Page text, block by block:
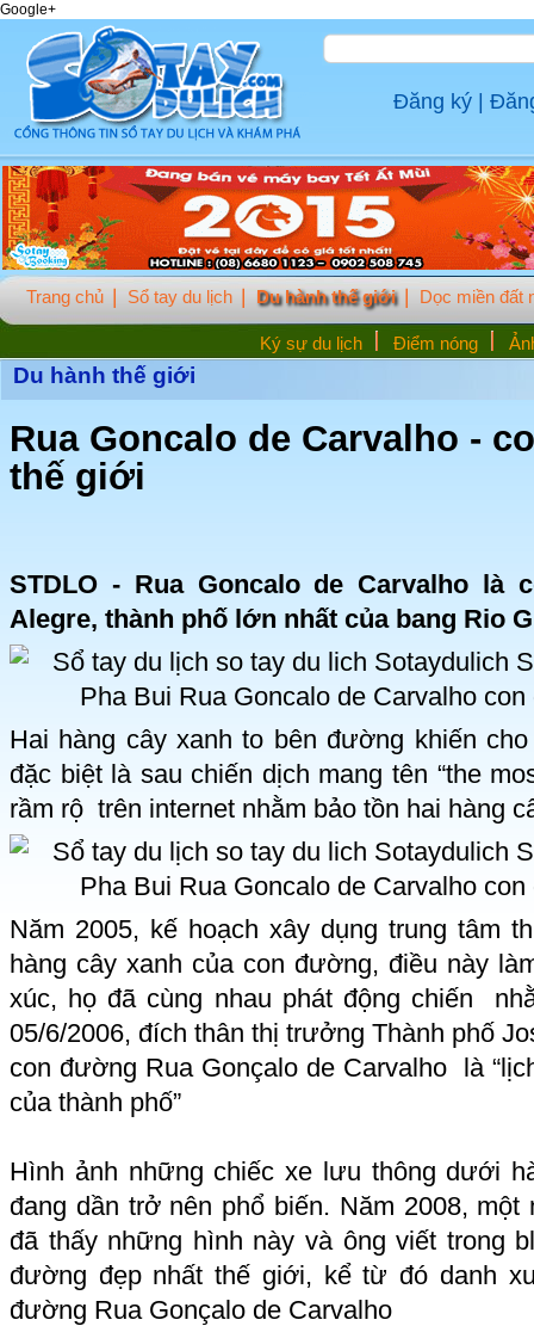
Google+
Đăng ký
Trang chủ Sổ tay du lịch Du hành thế giới
Ký sự du lịch Điểm nóng
Dọc miền đất
Du hành thế giới
Rua Goncalo de Carvalho -
thế giới
STDLO - Rua Goncalo de Carvalho
Alegre, thành phố lớn nhất của bang Rio
Hai hàng cây xanh to bên đường khiến
đặc biệt là sau chiến dịch mang tên “the
rầm rộ trên internet nhằm bảo tồn hai hàng
Năm 2005, kế hoạch xây dụng trung tâm
hàng cây xanh của con đường, điều này
xúc, họ đã cùng nhau phát động chiến
05/6/2006, đích thân thị trưởng Thành phố
con đường Rua Gonçalo de Carvalho là
của thành phố”
Hình ảnh những chiếc xe lưu thông dưới
đang dần trở nên phổ biến. Năm 2008,
đã thấy những hình này và ông viết trong
đường đẹp nhất thế giới, kể từ đó danh
đường Rua Gonçalo de Carvalho